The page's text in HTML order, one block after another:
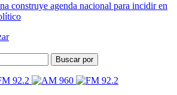
construye agenda nacional para incidir en
Buscar por